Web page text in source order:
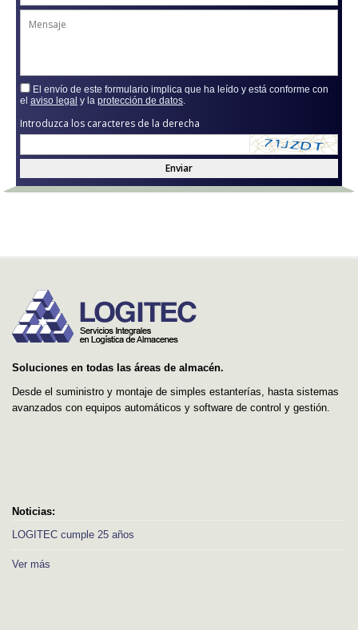
El envío de este formulario implica que ha leído y está conforme con
el aviso legal y la protección de datos
Introduzca los caracteres de la derecha
Enviar
Soluciones en todas las áreas de almacén.
Desde el suministro y montaje de simples estanterías, hasta sistemas
avanzados con equipos automáticos y software de control y gestión.
Noticias:
LOGITEC cumple 25 años
Ver más